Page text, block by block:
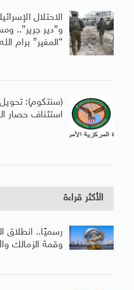
الاحتلال
و”دير جرير”..
“المغير” برام الله
استئناف حصار
الأكثر قراءة
وقمة الزمالك والأهلى